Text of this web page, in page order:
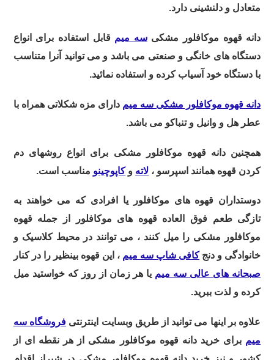
متعادل و دلنشینی دارد.
دانه قهوه موکافلور مشکیسه میم قابل استفاده برای انواع
دستگاه های خانگی و صنعتی می باشد و می توانید آنرا متناسب
با دستگاه خود آسیاب کرده و استفاده نمائید.
دانه قهوه موکافلور مشکی سه میم دارای مزه شکلاتی همراه با
عطر هل و وانیل و تنباکو می باشد.
همچنین دانه قهوه موکافلور مشکی برای انواع روشهای دم
کردن قهوه همانند اسپرسو ، لاته وکاپوچینو مناسب است.
دوستداران قهوه های موکافلور یا افرادی که می خواهند به
تازگی طعم فوق العاده قهوه های موکافلور از جمله قهوه
موکافلور مشکی را میل کنند ، می توانند در محیط کلاسیک و
خانوادگی و دنجکافی شاپ سه میم ، این قهوه بینظیر را در کنار
صبحانه های عالی سه میم یا هر زمان از روز که خواستید میل
کرده و لذت ببرید.
علاوه بر اینها می توانید از طریق وبسایت اینترنتی فروشگاه سه
میم برای خرید دانه قهوه موکافلور مشکی از هر نقطه ای از